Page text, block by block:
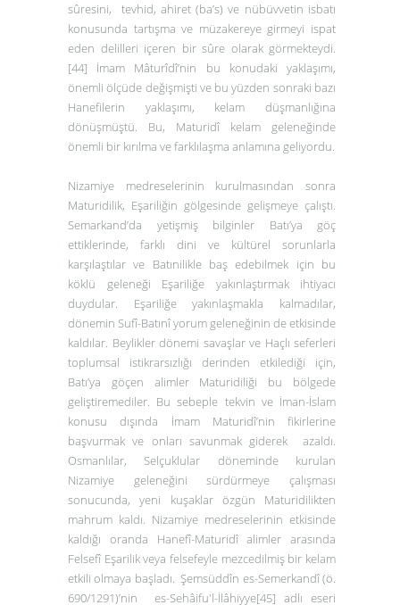
sûresini, tevhid, ahiret (ba’s) ve nübüvvetin isbatı
konusunda tartışma ve müzakereye girmeyi ispat
eden delilleri içeren bir sûre olarak görmekteydi.
[44] İmam Mâturîdî’nin bu konudaki yaklaşımı,
önemli ölçüde değişmişti ve bu yüzden sonraki bazı
Hanefilerin yaklaşımı, kelam düşmanlığına
dönüşmüştü. Bu, Maturidî kelam geleneğinde
önemli bir kırılma ve farklılaşma anlamına geliyordu.
Nizamiye medreselerinin kurulmasından sonra
Maturidilik, Eşariliğin gölgesinde gelişmeye çalıştı.
Semarkand’da yetişmiş bilginler Batı’ya göç
ettiklerinde, farklı dini ve kültürel sorunlarla
karşılaştılar ve Batınilikle baş edebilmek için bu
köklü geleneği Eşariliğe yakınlaştırmak ihtiyacı
duydular. Eşariliğe yakınlaşmakla kalmadılar,
dönemin Sufî-Batınî yorum geleneğinin de etkisinde
kaldılar. Beylikler dönemi savaşlar ve Haçlı seferleri
toplumsal istikrarsızlığı derinden etkilediği için,
Batı’ya göçen alimler Maturidiliği bu bölgede
geliştiremediler. Bu sebeple tekvin ve İman-İslam
konusu dışında İmam Maturidî’nin fikirlerine
başvurmak ve onları savunmak giderek azaldı.
Osmanlılar, Selçuklular döneminde kurulan
Nizamiye geleneğini sürdürmeye çalışması
sonucunda, yeni kuşaklar özgün Maturidilikten
mahrum kaldı. Nizamiye medreselerinin etkisinde
kaldığı oranda Hanefî-Maturidî alimler arasında
Felsefî Eşarilik veya felsefeyle mezcedilmiş bir kelam
etkili olmaya başladı. Şemsüddîn es-Semerkandî (ö.
690/1291)’nin es-Sehâifu'l-İlâhiyye[45] adlı eseri